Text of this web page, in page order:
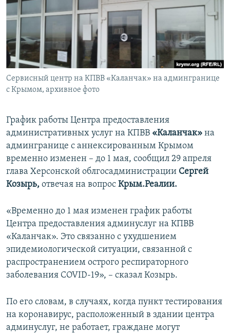
ПОБЕДИТЕЛЕЙ НЕ СУДЯТ?
КРЫМ.НЕПОКОРЕННЫЙ
ELIFBE
УКРАИНСКАЯ ПРОБЛЕМА КРЫМА
ПРИСОЕДИНЯЙТЕСЬ!
Все сайты RFE/RL
Сервисный центр на КПВВ «Каланчак» на админгранице
с Крымом, архивное фото
График работы Центра предоставления
административных услуг на КПВВ «Каланчак» на
админгранице с аннексированным Крымом
временно изменен – до 1 мая, сообщил 29 апреля
глава Херсонской облгосадминистрации Сергей
Козырь, отвечая на вопрос Крым.Реалии.
«Временно до 1 мая изменен график работы
Центра предоставления админуслуг на КПВВ
«Каланчак». Это связанно с ухудшением
эпидемиологической ситуации, связанной с
распространением острого респираторного
заболевания COVID-19», – сказал Козырь.
По его словам, в случаях, когда пункт тестирования
на коронавирус, расположенный в здании центра
админуслуг, не работает, граждане могут